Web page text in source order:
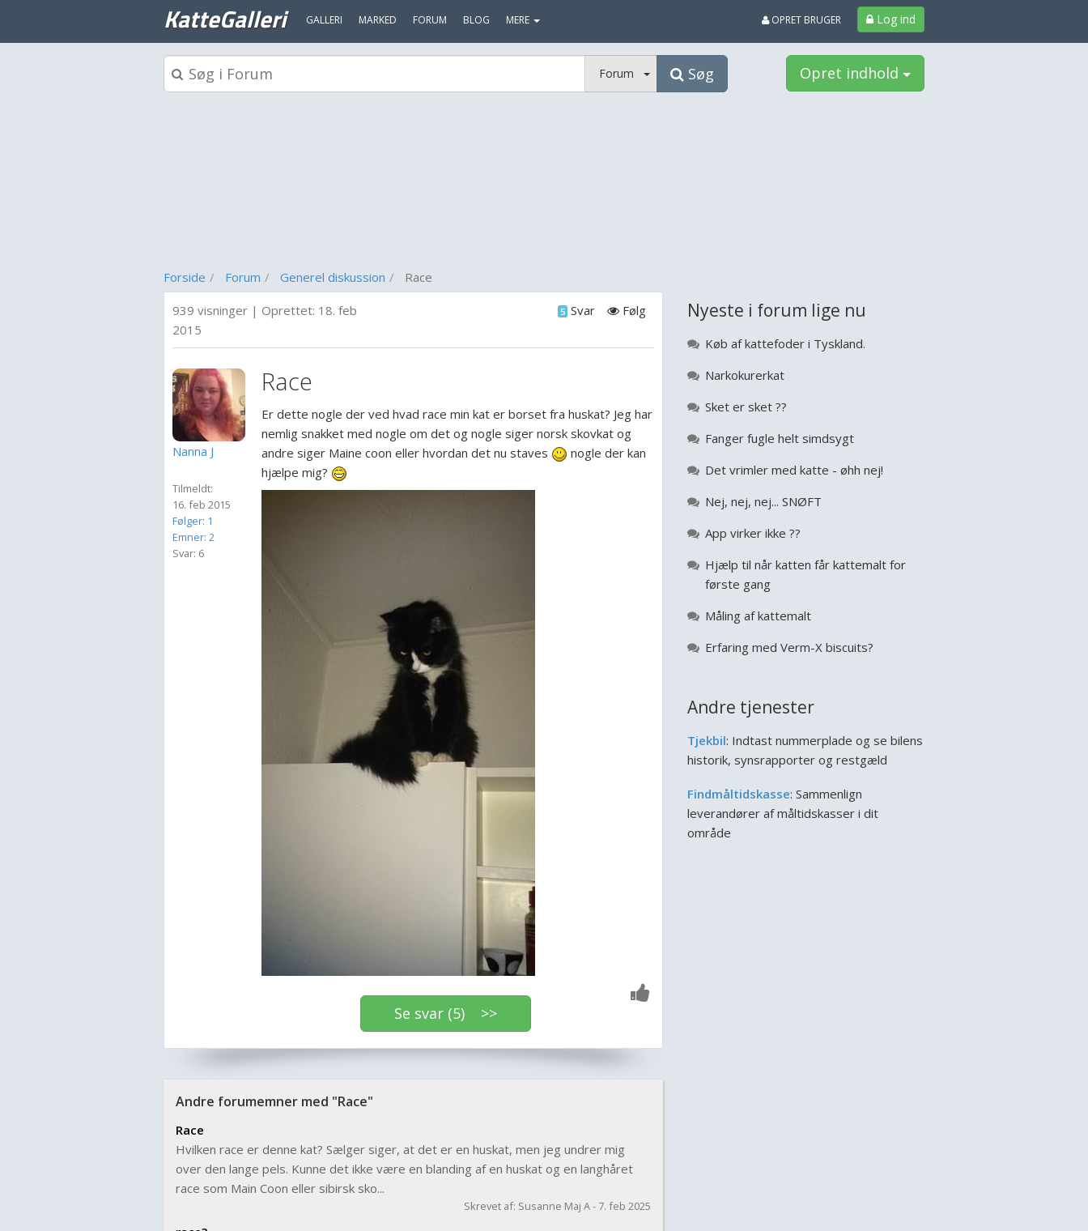
KatteGalleri GALLERI MARKED FORUM BLOG MERE Log ind
OPRET BRUGER
Forum Søg Opret indhold
Forside Forum Generel diskussion Race
939 visninger | Oprettet: 18. feb
2015
Følg
5 Svar
Nanna J
Tilmeldt:
16. feb 2015
Følger: 1
Emner: 2
Svar: 6
Race
Er dette nogle der ved hvad race min kat er borset fra huskat? Jeg har
nemlig snakket med nogle om det og nogle siger norsk skovkat og
andre siger Maine coon eller hvordan det nu staves
nogle der kan
hjælpe mig?
Se svar (5) >>
Andre forumemner med "Race"
Race
Hvilken race er denne kat? Sælger siger, at det er en huskat, men jeg undrer mig
over den lange pels. Kunne det ikke være en blanding af en huskat og en langhåret
race som Main Coon eller sibirsk sko...
Skrevet af: Susanne Maj A - 7. feb 2025
Nyeste i forum lige nu
Køb af kattefoder i Tyskland.
Narkokurerkat
Sket er sket ??
Fanger fugle helt simdsygt
Det vrimler med katte - øhh nej!
Nej, nej, nej... SNØFT
App virker ikke ??
Hjælp til når katten får kattemalt for
første gang
Måling af kattemalt
Erfaring med Verm-X biscuits?
Andre tjenester
Tjekbil: Indtast nummerplade og se bilens
historik, synsrapporter og restgæld
Findmåltidskasse: Sammenlign
leverandører af måltidskasser i dit
område